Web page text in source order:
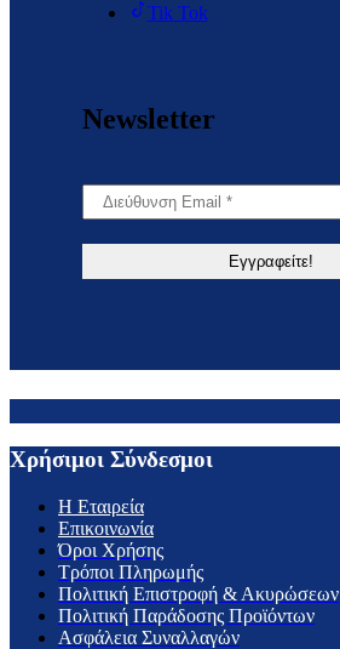
Tik Tok
Newsletter
Χρήσιμοι Σύνδεσμοι
H Εταιρεία
Επικοινωνία
Όροι Χρήσης
Τρόποι Πληρωμής
Πολιτική Επιστροφή & Ακυρώσεων
Πολιτική Παράδοσης Προϊόντων
Ασφάλεια Συναλλαγών